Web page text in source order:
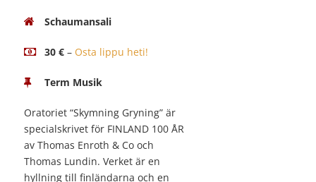
Schaumansali
30 € – Osta lippu heti!
Term Musik
Oratoriet “Skymning Gryning” är
specialskrivet för FINLAND 100 ÅR
av Thomas Enroth & Co och
Thomas Lundin. Verket är en
hyllning till finländarna och en